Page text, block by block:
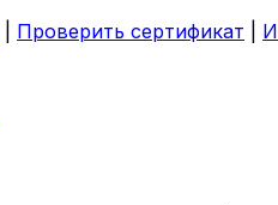
Проверить сертификат